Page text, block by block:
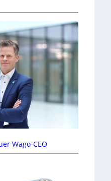
Wago-CEO